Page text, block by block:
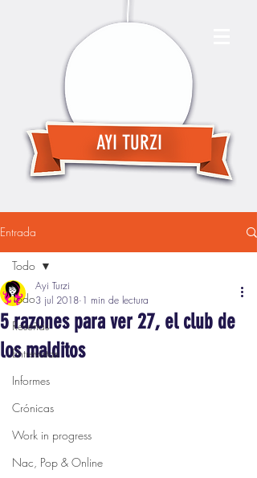
AYI TURZI
Entrada
Todo
Reseñas
Entrevistas
Informes
Crónicas
Work in progress
Nac, Pop & Online
Todo
5 razones para ver 27, el club de
los malditos
Ayi Turzi
3 jul 2018 1 min de lectura